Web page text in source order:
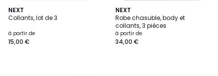
NEXT
Collants, lot de 3
à partir de
15,00 €
2
Couleurs
NEXT
Robe chasuble, body et
collants, 3 pièces
à partir de
34,00 €